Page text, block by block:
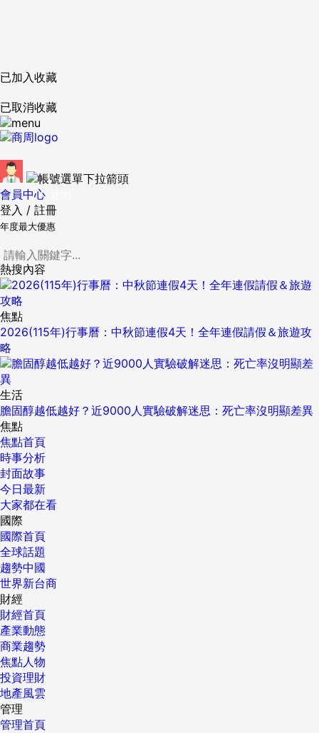
已加入收藏
已取消收藏
會員中心
登入 / 註冊
年度最大優惠
熱搜內容
焦點
2026(115年)行事曆：中秋節連假4天！全年連假請假＆旅遊攻
略
生活
膽固醇越低越好？近9000人實驗破解迷思：死亡率沒明顯差異
焦點
焦點首頁
時事分析
封面故事
今日最新
大家都在看
國際
國際首頁
全球話題
趨勢中國
世界新台商
財經
財經首頁
產業動態
商業趨勢
焦點人物
投資理財
地產風雲
管理
管理首頁